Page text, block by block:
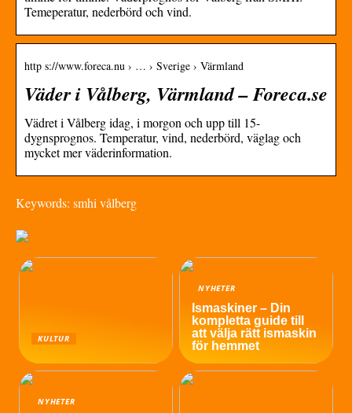
Temeperatur, nederbörd och vind.
http s://www.foreca.nu › … › Sverige › Värmland
Väder i Vålberg, Värmland – Foreca.se
Vädret i Vålberg idag, i morgon och upp till 15-
dygnsprognos. Temperatur, vind, nederbörd, väglag och
mycket mer väderinformation.
Keywords: smhi vålberg
KULTUR
NYHETER
Ismaskiner – Din
kompletta guide till
att välja rätt ismaskin
för hemmet
NYHETER